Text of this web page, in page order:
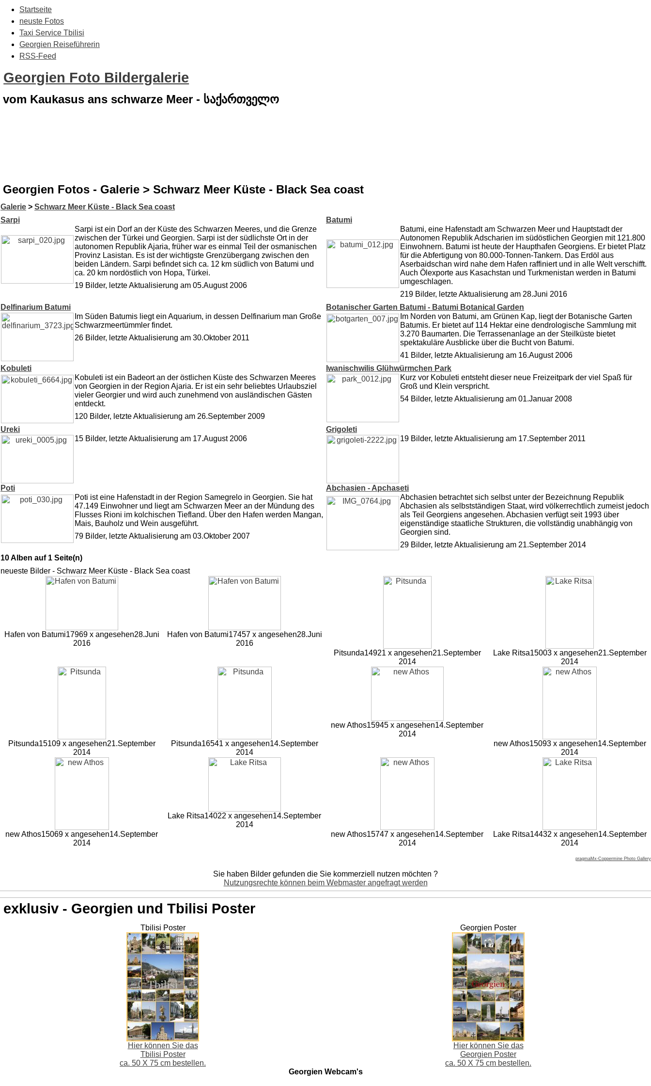
Startseite
neuste Fotos
Taxi Service Tbilisi
Georgien Reiseführerin
RSS-Feed
Georgien Foto Bildergalerie
vom Kaukasus ans schwarze Meer - საქართველო
Georgien Fotos - Galerie > Schwarz Meer Küste - Black Sea coast
Galerie > Schwarz Meer Küste - Black Sea coast
Sarpi
Sarpi ist ein Dorf an der Küste des Schwarzen Meeres, und die Grenze
zwischen der Türkei und Georgien. Sarpi ist der südlichste Ort in der
autonomen Republik Ajaria, früher war es einmal Teil der osmanischen
Provinz Lasistan. Es ist der wichtigste Grenzübergang zwischen den
beiden Ländern. Sarpi befindet sich ca. 12 km südlich von Batumi und
ca. 20 km nordöstlich von Hopa, Türkei.
19 Bilder, letzte Aktualisierung am 05.August 2006
Batumi
Batumi, eine Hafenstadt am Schwarzen Meer und Hauptstadt der
Autonomen Republik Adscharien im südöstlichen Georgien mit 121.800
Einwohnern. Batumi ist heute der Haupthafen Georgiens. Er bietet Platz
für die Abfertigung von 80.000-Tonnen-Tankern. Das Erdöl aus
Aserbaidschan wird nahe dem Hafen raffiniert und in alle Welt verschifft.
Auch Ölexporte aus Kasachstan und Turkmenistan werden in Batumi
umgeschlagen.
219 Bilder, letzte Aktualisierung am 28.Juni 2016
Delfinarium Batumi
Im Süden Batumis liegt ein Aquarium, in dessen Delfinarium man Große
Schwarzmeertümmler findet.
26 Bilder, letzte Aktualisierung am 30.Oktober 2011
Botanischer Garten Batumi - Batumi Botanical Garden
Im Norden von Batumi, am Grünen Kap, liegt der Botanische Garten
Batumis. Er bietet auf 114 Hektar eine dendrologische Sammlung mit
3.270 Baumarten. Die Terrassenanlage an der Steilküste bietet
spektakuläre Ausblicke über die Bucht von Batumi.
41 Bilder, letzte Aktualisierung am 16.August 2006
Kobuleti
Kobuleti ist ein Badeort an der östlichen Küste des Schwarzen Meeres
von Georgien in der Region Ajaria. Er ist ein sehr beliebtes Urlaubsziel
vieler Georgier und wird auch zunehmend von ausländischen Gästen
entdeckt.
120 Bilder, letzte Aktualisierung am 26.September 2009
Iwanischwilis Glühwürmchen Park
Kurz vor Kobuleti entsteht dieser neue Freizeitpark der viel Spaß für
Groß und Klein verspricht.
54 Bilder, letzte Aktualisierung am 01.Januar 2008
Ureki
15 Bilder, letzte Aktualisierung am 17.August 2006
Grigoleti
19 Bilder, letzte Aktualisierung am 17.September 2011
Poti
Poti ist eine Hafenstadt in der Region Samegrelo in Georgien. Sie hat
47.149 Einwohner und liegt am Schwarzen Meer an der Mündung des
Flusses Rioni im kolchischen Tiefland. Über den Hafen werden Mangan,
Mais, Bauholz und Wein ausgeführt.
79 Bilder, letzte Aktualisierung am 03.Oktober 2007
Abchasien - Apchaseti
Abchasien betrachtet sich selbst unter der Bezeichnung Republik
Abchasien als selbstständigen Staat, wird völkerrechtlich zumeist jedoch
als Teil Georgiens angesehen. Abchasien verfügt seit 1993 über
eigenständige staatliche Strukturen, die vollständig unabhängig von
Georgien sind.
29 Bilder, letzte Aktualisierung am 21.September 2014
10 Alben auf 1 Seite(n)
neueste Bilder - Schwarz Meer Küste - Black Sea coast
Hafen von Batumi17969 x angesehen28.Juni
2016
Hafen von Batumi17457 x angesehen28.Juni
2016
Pitsunda14921 x angesehen21.September
2014
Lake Ritsa15003 x angesehen21.September
2014
Pitsunda15109 x angesehen21.September
2014
Pitsunda16541 x angesehen14.September
2014
new Athos15945 x angesehen14.September
2014
new Athos15093 x angesehen14.September
2014
new Athos15069 x angesehen14.September
2014
Lake Ritsa14022 x angesehen14.September
2014
new Athos15747 x angesehen14.September
2014
Lake Ritsa14432 x angesehen14.September
2014
pragmaMx-Coppermine Photo Gallery
Sie haben Bilder gefunden die Sie kommerziell nutzen möchten ?
Nutzungsrechte können beim Webmaster angefragt werden
exklusiv - Georgien und Tbilisi Poster
Tbilisi Poster
Hier können Sie das
Tbilisi Poster
ca. 50 X 75 cm bestellen.
Georgien Poster
Hier können Sie das
Georgien Poster
ca. 50 X 75 cm bestellen.
Georgien Webcam's